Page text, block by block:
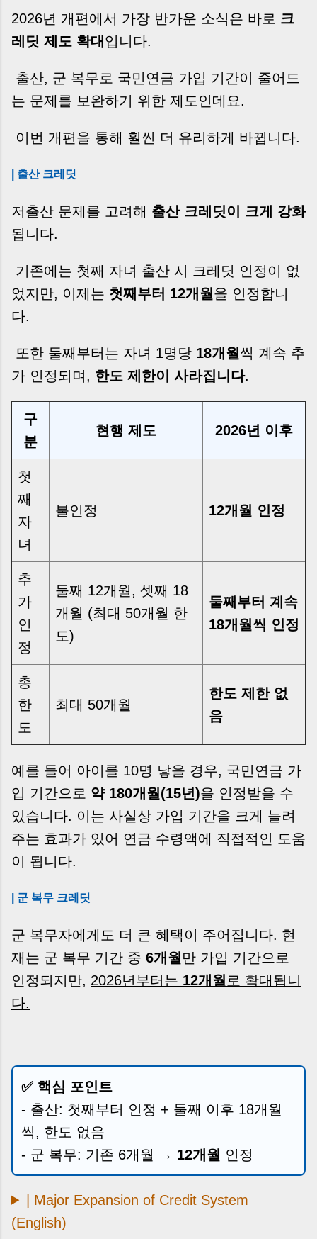
2026년 개편에서 가장 반가운 소식은 바로 크
레딧 제도 확대 입니다.
출산, 군 복무로 국민연금 가입 기간이 줄어드
는 문제를 보완하기 위한 제도인데요.
이번 개편을 통해 훨씬 더 유리하게 바뀝니다.
| 출산 크레딧
저출산 문제를 고려해 출산 크레딧이 크게 강화
됩니다.
기존에는 첫째 자녀 출산 시 크레딧 인정이 없
었지만, 이제는 첫째부터 12개월을 인정합니
다.
또한 둘째부터는 자녀 1명당 18개월씩 계속 추
가 인정되며, 한도 제한이 사라집니다.
구
분
현행 제도 2026년 이후
첫
째
자
녀
불인정 12개월 인정
추
가
인
정
둘째 12개월, 셋째 18
개월 (최대 50개월 한
도)
둘째부터 계속
18개월씩 인정
총
한
도
최대 50개월
한도 제한 없
음
예를 들어 아이를 10명 낳을 경우, 국민연금 가
입 기간으로 약 180개월(15년)을 인정받을 수
있습니다. 이는 사실상 가입 기간을 크게 늘려
주는 효과가 있어 연금 수령액에 직접적인 도움
이 됩니다.
| 군 복무 크레딧
군 복무자에게도 더 큰 혜택이 주어집니다. 현
재는 군 복무 기간 중 6개월만 가입 기간으로
인정되지만, 2026년부터는 12개월 로 확대됩니
다.
✅ 핵심 포인트
- 출산: 첫째부터 인정 + 둘째 이후 18개월
씩, 한도 없음
- 군 복무: 기존 6개월 → 12개월 인정
| Major Expansion of Credit System
(English)